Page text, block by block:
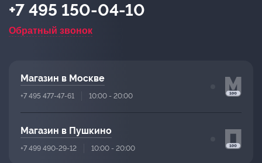
+7 495 150-04-10
Обратный звонок
Магазин в Москве
+7 495 477-47-61 10:00 - 20:00
Магазин в Пушкино
+7 499 490-29-12 10:00 - 20:00